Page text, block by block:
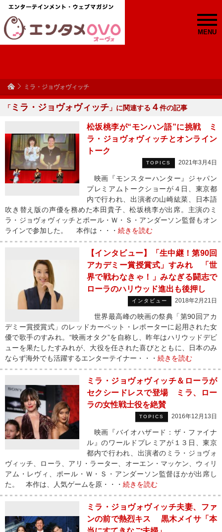
MENU
ミラ・ジョヴォヴィッチ
「 ミラ・ジョヴォヴィッチ 」に関連する ４件の記事
松坂桃李が“モンハン語”に挑戦 ミ
ラ・ジョヴォヴィッチとオンライン
トーク
TOPICS 2021年3月4日
映画『モンスターハンター』ジャパン
プレミアムトークショーが４日、東京都
内で行われ、出演者の山崎紘菜、日本語
吹き替え版の声優を務めた本田貴子、松坂桃李が出席。主演のミ
ラ・ジョヴォヴィッチとポール・Ｗ・Ｓ・アンダーソン監督もオン
ラインで参加した。 本作は・・・ 続きを読む
【インタビュー】「生中継！第90回
アカデミー賞授賞式」すみれ 「世
界で戦わなきゃ！」みなぎる闘志で
ローラのハリウッド進出も後押し
インタビュー 2018年2月21日
世界最高峰の映画の祭典「第90回アカ
デミー賞授賞式」のレッドカーペット・レポーターに起用された女
優で歌手のすみれ。“映画オタク”を自称し、昨年はハリウッドデビ
ューを果たしたすみれが、大役を任された喜びとともに、日本のみ
ならず海外でも活躍するエンターテイナー・・・ 続きを読む
ミラ・ジョヴォヴィッチ＆ローラが
セクシードレスで登場 ミラ、ロー
ラの女性戦士役を絶賛
TOPICS 2016年12月13日
映画『バイオハザード：ザ・ファイナ
ル』のワールドプレミアが１３日、東京
都内で行われ、出演者のミラ・ジョヴォ
ヴィッチ、ローラ、アリ・ラーター、オーエン・マッケン、ウィリ
アム・レヴィ、ポール・Ｗ・Ｓ・アンダーソン監督ほかが出席し
た。 本作は、人気ゲームを原・・・ 続きを読む
ミラ・ジョヴォヴィッチ夫妻、ファ
ンの前で熱烈キス 黒木メイサ「本